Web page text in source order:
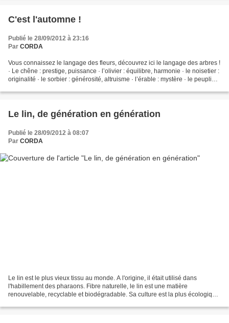
C'est l'automne !
Publié le 28/09/2012 à 23:16
Par CORDA
Vous connaissez le langage des fleurs, découvrez ici le langage des arbres !
· Le chêne : prestige, puissance · l’olivier : équilibre, harmonie · le noisetier :
originalité · le sorbier : générosité, altruisme · l’érable : mystère · le peuplier :
Le lin, de génération en génération
Publié le 28/09/2012 à 08:07
Par CORDA
Le lin est le plus vieux tissu au monde. A l'origine, il était utilisé dans
l'habillement des pharaons. Fibre naturelle, le lin est une matière
renouvelable, recyclable et biodégradable. Sa culture est la plus écologique